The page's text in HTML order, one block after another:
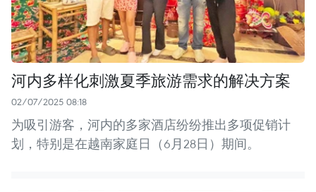
河内多样化刺激夏季旅游需求的解决方案
02/07/2025 08:18
为吸引游客，河内的多家酒店纷纷推出多项促销计
划，特别是在越南家庭日（6月28日）期间。